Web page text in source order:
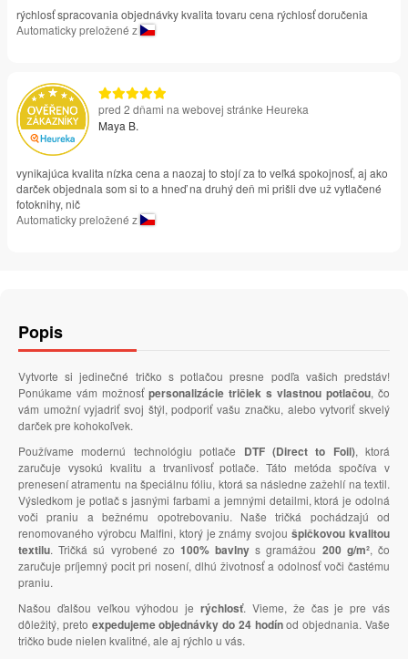
rýchlosť spracovania objednávky kvalita tovaru cena rýchlosť doručenia
Automaticky preložené z
pred 2 dňami na webovej stránke Heureka
Maya B.
vynikajúca kvalita nízka cena a naozaj to stojí za to veľká spokojnosť, aj ako
darček objednala som si to a hneď na druhý deň mi prišli dve už vytlačené
fotoknihy, nič
Automaticky preložené z
Popis
Vytvorte si jedinečné tričko s potlačou presne podľa vašich predstáv!
Ponúkame vám možnosť personalizácie tričiek s vlastnou potlačou, čo
vám umožní vyjadriť svoj štýl, podporiť vašu značku, alebo vytvoriť skvelý
darček pre kohokoľvek.
Používame modernú technológiu potlače DTF (Direct to Foil), ktorá
zaručuje vysokú kvalitu a trvanlivosť potlače. Táto metóda spočíva v
prenesení atramentu na špeciálnu fóliu, ktorá sa následne zažehlí na textil.
Výsledkom je potlač s jasnými farbami a jemnými detailmi, ktorá je odolná
voči praniu a bežnému opotrebovaniu. Naše tričká pochádzajú od
renomovaného výrobcu Malfini, ktorý je známy svojoušpičkovou kvalitou
textilu. Tričká sú vyrobené zo 100% bavlny s gramážou 200 g/m², čo
zaručuje príjemný pocit pri nosení, dlhú životnosť a odolnosť voči častému
praniu.
Našou ďalšou veľkou výhodou jerýchlosť. Vieme, že čas je pre vás
dôležitý, preto expedujeme objednávky do 24 hodínod objednania. Vaše
tričko bude nielen kvalitné, ale aj rýchlo u vás.